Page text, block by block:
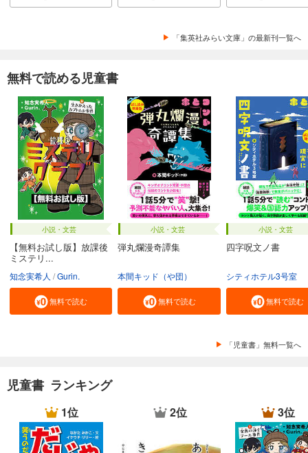
「集英社みらい文庫」の最新刊一覧へ
無料で読める児童書
小説・文芸
【無料お試し版】放課後
ミステリ...
知念実希人 Gurin.
無料で読む
小説・文芸
弾丸爛漫奇譚集
本間キッド（や団）
無料で読む
小説・文芸
四字呪文ノ書
シティホテル3号室
無料で読む
「児童書」無料一覧へ
児童書 ランキング
1位 2位 3位